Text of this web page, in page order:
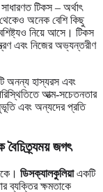
টিকস – অর্থাৎ
অনেক বেশি কিছু
নিয়ে আসে। টিকস
এবং নিজের অভ্যন্তরীণ
অনন্য হাস্যরস এবং
আত্ম-সচেতনতার
এবং অন্যদের প্রতি
জগৎ
ডিসক্যালকুলিয়াএকটি
ব্যক্তির ক্ষমতাকে